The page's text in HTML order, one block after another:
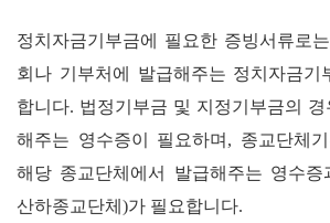
정치자금기부금에 필요한 증빙서류로
회나 기부처에 발급해주는 정치자금기
합니다. 법정기부금 및 지정기부금의
해주는 영수증이 필요하며 , 종교단체
해당 종교단체에서 발급해주는 영수증
산하종교단체 )가 필요합니다.